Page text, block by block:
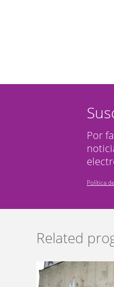
Por
Política
Related